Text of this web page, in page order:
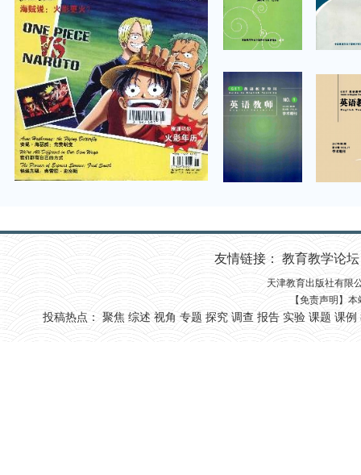
友情链接： 教育教学论坛
天津教育出版社有限
【免责声明】
投稿热点： 聚焦 综述 视角 专题 探究 调查 报告 实验 课题 课例